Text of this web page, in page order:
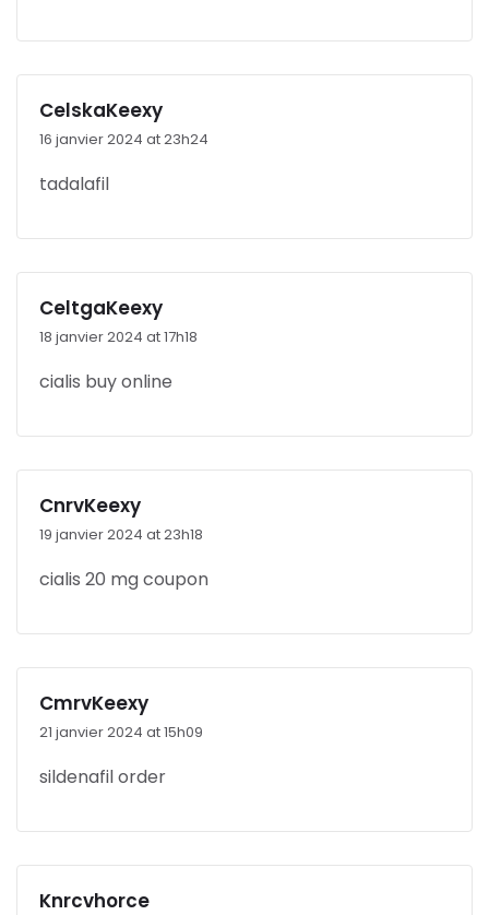
CelskaKeexy
16 janvier 2024 at 23h24
tadalafil
CeltgaKeexy
18 janvier 2024 at 17h18
cialis buy online
CnrvKeexy
19 janvier 2024 at 23h18
cialis 20 mg coupon
CmrvKeexy
21 janvier 2024 at 15h09
sildenafil order
Knrcvhorce